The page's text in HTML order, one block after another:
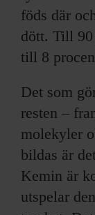
föds där
dött. Till 90
till 8
Det som
resten –
molekyler
bildas är
Kemin är
utspelar